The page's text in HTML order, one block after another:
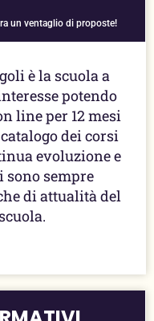
un ventaglio di proposte!
è la scuola a
potendo
line per 12 mesi
dei corsi
evoluzione e
sempre
di attualità del